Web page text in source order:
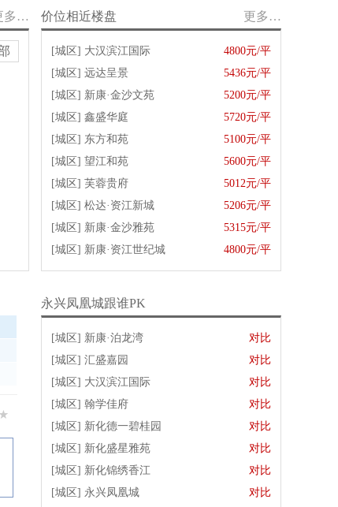
多… 更多…
价位相近楼盘
[城区] 大汉滨江国际
4800元/平
[城区] 远达呈景
5436元/平
[城区] 新康·金沙文苑
5200元/平
[城区] 鑫盛华庭
5720元/平
[城区] 东方和苑
5100元/平
[城区] 望江和苑
5600元/平
[城区] 芙蓉贵府
5012元/平
[城区] 松达·资江新城
5206元/平
[城区] 新康·金沙雅苑
5315元/平
[城区] 新康·资江世纪城 4800元/平
永兴凤凰城跟谁PK
[城区] 新康·泊龙湾
对比
[城区] 汇盛嘉园
对比
[城区] 大汉滨江国际
对比
[城区] 翰学佳府
对比
[城区] 新化德一碧桂园
对比
[城区] 新化盛星雅苑
对比
[城区] 新化锦绣香江
对比
[城区] 永兴凤凰城
对比